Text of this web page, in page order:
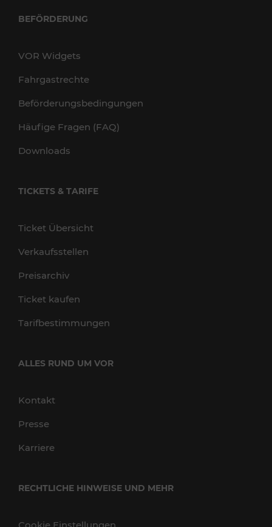
BEFÖRDERUNG
VOR Widgets
Fahrgastrechte
Beförderungsbedingungen
Häufige Fragen (FAQ)
Downloads
TICKETS & TARIFE
Ticket Übersicht
Verkaufsstellen
Preisarchiv
Ticket kaufen
Tarifbestimmungen
ALLES RUND UM VOR
Kontakt
Presse
Karriere
RECHTLICHE HINWEISE UND MEHR